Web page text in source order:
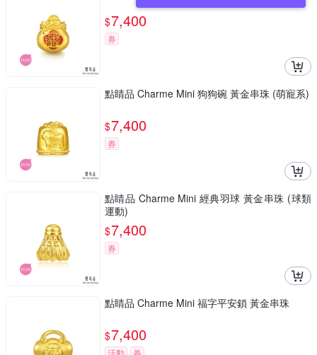
$7,400
券
點睛品 Charme Mini 狗狗碗 黃金串珠 (萌寵系)
$7,400
券
點睛品 Charme Mini 經典羽球 黃金串珠 (球類
運動)
$7,400
券
點睛品 Charme Mini 福字平安鎖 黃金串珠
$7,400